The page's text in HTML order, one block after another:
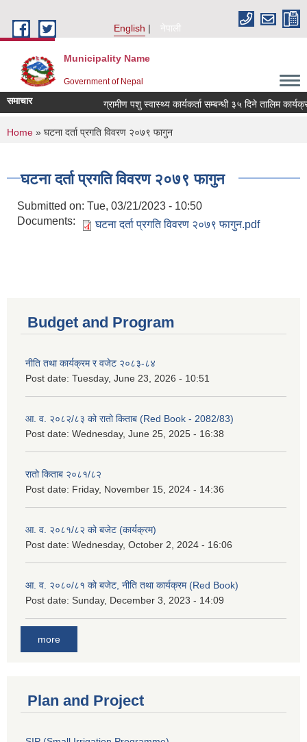
English
नेपाली
Municipality Name
Government of Nepal
समाचार ग्रामीण पशु स्वास्थ्य कार्यकर्ता सम्बन्धी ३५ दिने तालिम
You are here
Home » घटना दर्ता प्रगति विवरण २०७९ फागुन
घटना दर्ता प्रगति विवरण २०७९ फागुन
Submitted on: Tue, 03/21/2023 - 10:50
Documents:
घटना दर्ता प्रगति विवरण २०७९ फागुन.pdf
Budget and Program
नीति तथा कार्यक्रम र वजेट २०८३-८४
Post date: Tuesday, June 23, 2026 - 10:51
आ. व. २०८२/८३ को रातो किताब (Red Book - 2082/83)
Post date: Wednesday, June 25, 2025 - 16:38
रातो किताब २०८१/८२
Post date: Friday, November 15, 2024 - 14:36
आ. व. २०८१/८२ को बजेट (कार्यक्रम)
Post date: Wednesday, October 2, 2024 - 16:06
आ. व. २०८०/८१ को बजेट, नीति तथा कार्यक्रम (Red Book)
Post date: Sunday, December 3, 2023 - 14:09
more
Plan and Project